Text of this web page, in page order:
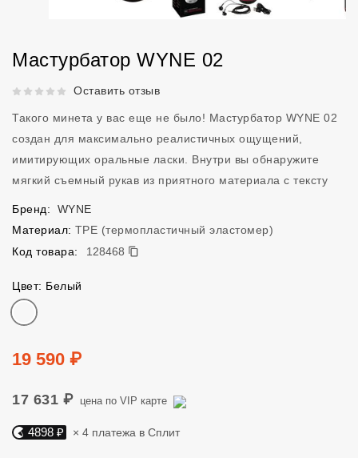
Мастурбатор WYNE 02
Рейтинг 5 из 5.Оставить отзыв
Такого минета у вас еще не было! Мастурбатор WYNE 02
создан для максимально реалистичных ощущений,
имитирующих оральные ласки. Внутри вы обнаружите
мягкий съемный рукав из приятного материала с тексту
Бренд:
WYNE
Материал: TPE (термопластичный эластомер)
Код товара:
128468
128468
Цвет: Белый
Цвет
Цена
19 590 ₽
17 631 ₽ цена по VIP карте
Яндекс Сплит. 4898 руб, 4 платежа в Сплит
4898 ₽ × 4 платежа в Сплит